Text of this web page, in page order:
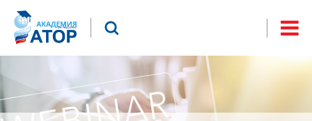
поиска
Что будем искать?